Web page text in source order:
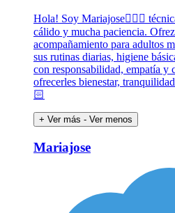
Hola! Soy Mariajose🙋🏼‍♀️
cálido y mucha paciencia.
acompañamiento para adultos
sus rutinas diarias, higiene
con responsabilidad, empatía y
ofrecerles bienestar,
🏻
+ Ver más - Ver menos
Mariajose